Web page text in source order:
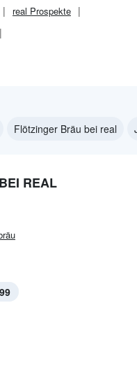
real Prospekte
Flötzinger Bräu bei real
REAL